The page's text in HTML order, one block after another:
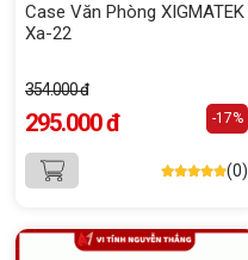
Case Văn Phòng XIGMATEK
Xa-22
354.000 đ
295.000 đ -17%
(0)